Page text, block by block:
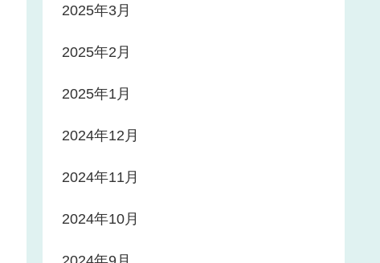
2025年3月
2025年2月
2025年1月
2024年12月
2024年11月
2024年10月